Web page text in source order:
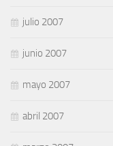
julio 2007
junio 2007
mayo 2007
abril 2007